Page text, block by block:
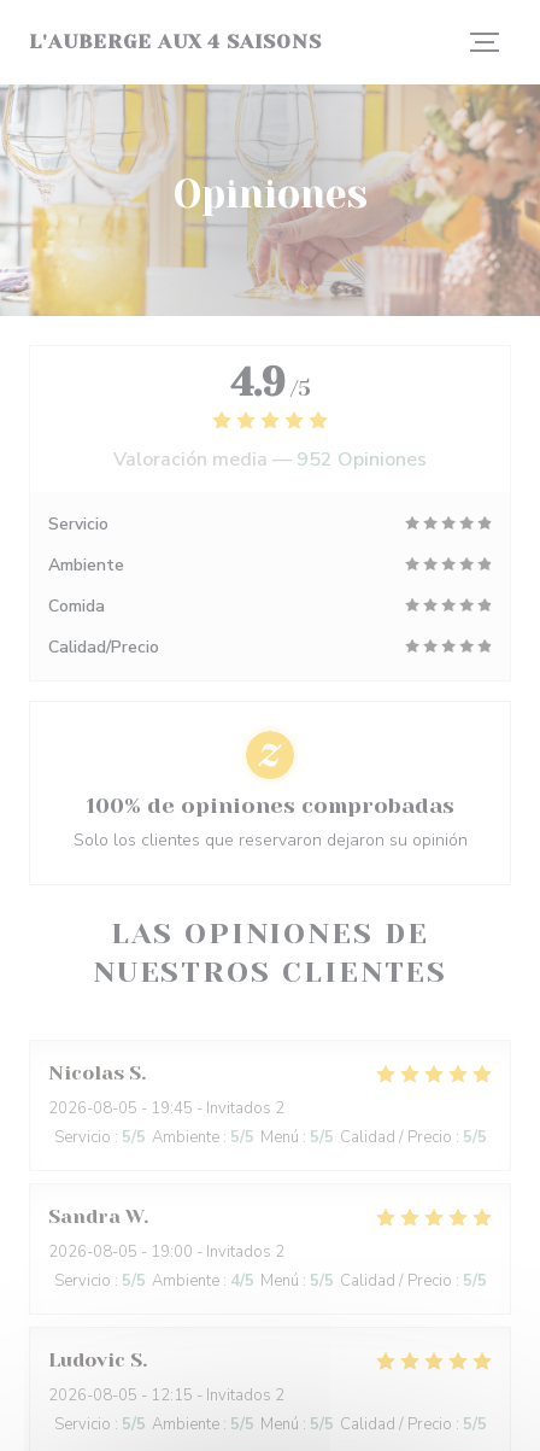
L'AUBERGE AUX 4 SAISONS
Opiniones
LAS OPINIONES DE
NUESTROS CLIENTES
Nicolas S
2026-08-05 - 19:45 - Invitados 2
Servicio : 5/5 Ambiente : 5/5 Menú : 5/5 Calidad / Precio : 5/5
Sandra W
2026-08-05 - 19:00 - Invitados 2
Servicio : 5/5 Ambiente : 4/5 Menú : 5/5 Calidad / Precio : 5/5
Ludovic S
2026-08-05 - 12:15 - Invitados 2
Servicio : 5/5 Ambiente : 5/5 Menú : 5/5 Calidad / Precio : 5/5
4.9 /5
Valoración media — 952 Opiniones
Servicio
Ambiente
Comida
Calidad/Precio
100% de opiniones comprobadas
Solo los clientes que reservaron dejaron su opinión